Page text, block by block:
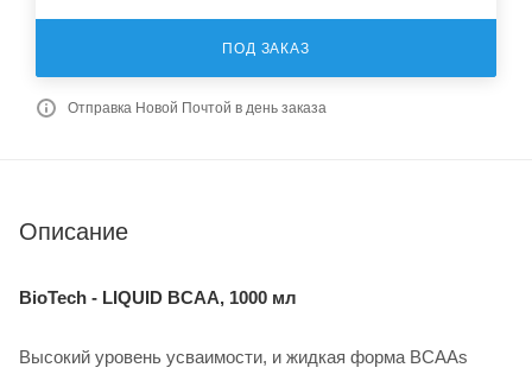
ПОД ЗАКАЗ
Отправка Новой Почтой в день заказа
Описание
BioTech - LIQUID BCAA, 1000 мл
Высокий уровень усваимости, и жидкая форма BCAAs